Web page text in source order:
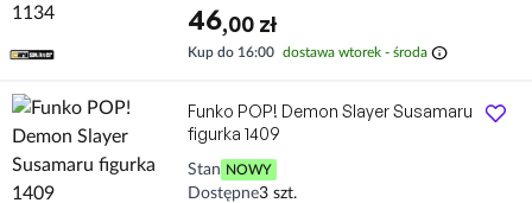
46,00 zł
Kup do 16:00 dostawa wtorek - środa info
Funko POP! Demon Slayer Susamaru
figurka 1409
Stan NOWY
Dostępne3 szt.